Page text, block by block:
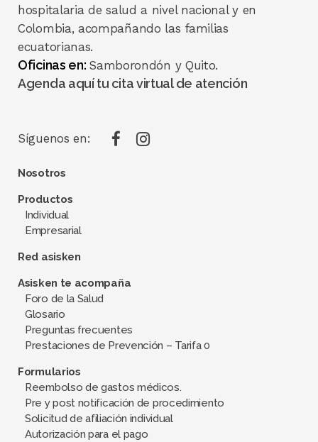
hospitalaria de salud a nivel nacional y en
Colombia, acompañando las familias
ecuatorianas.
Oficinas en: Samborondón y Quito.
Agenda aquí tu cita virtual de atención
Síguenos en:
Nosotros
Productos
Individual
Empresarial
Red asisken
Asisken te acompaña
Foro de la Salud
Glosario
Preguntas frecuentes
Prestaciones de Prevención – Tarifa 0
Formularios
Reembolso de gastos médicos.
Pre y post notificación de procedimiento
Solicitud de afiliación individual
Autorización para el pago